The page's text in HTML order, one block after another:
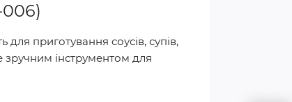
приготування соусів, супів,
зручним інструментом для